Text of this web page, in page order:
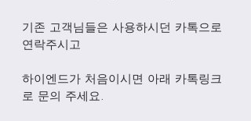
기존 고객님들은 사용하시던 카톡으로
연락주시고
하이엔드가 처음이시면 아래 카톡링크
로 문의 주세요.